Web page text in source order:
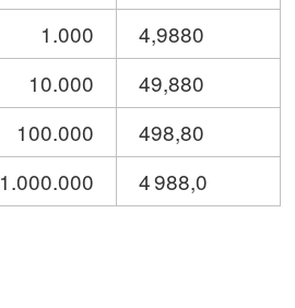
1.000
4,9880
10.000
49,880
100.000
498,80
1.000.000
4 988,0